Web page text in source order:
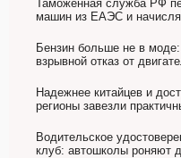
Таможенная служба РФ
машин из ЕАЭС и
Бензин больше не в
взрывной отказ от
Надежнее китайцев и
регионы завезли
Водительское
клуб: автошколы роняют